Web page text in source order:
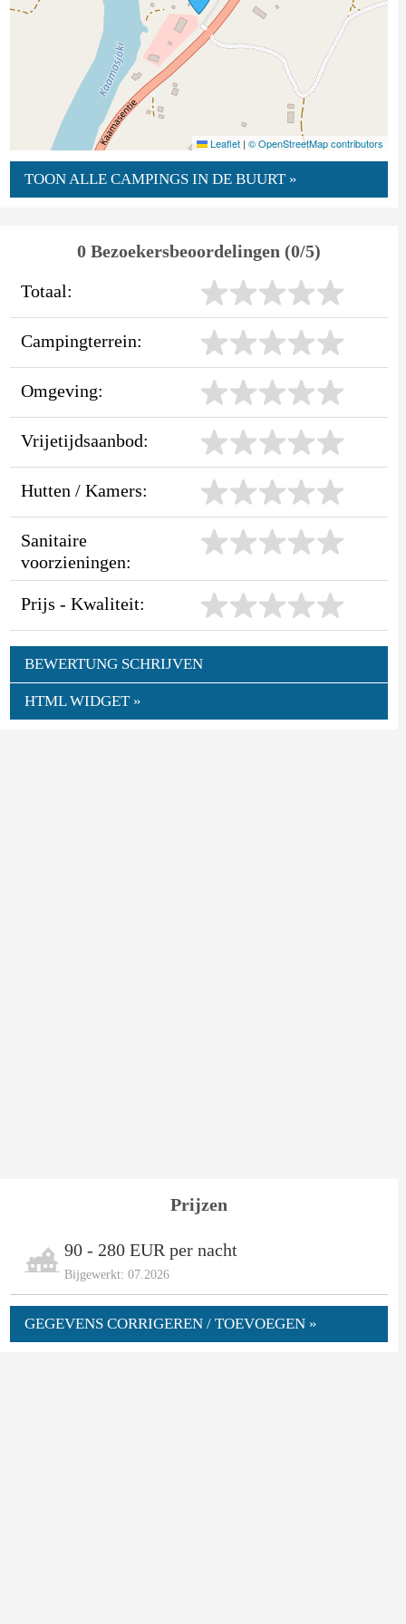
Leaflet | © OpenStreetMap contributors
TOON ALLE CAMPINGS IN DE BUURT »
0 Bezoekersbeoordelingen (0/5)
Totaal:
Campingterrein:
Omgeving:
Vrijetijdsaanbod:
Hutten / Kamers:
Sanitaire
voorzieningen:
Prijs - Kwaliteit:
BEWERTUNG SCHRIJVEN
HTML WIDGET »
Prijzen
90 - 280 EUR per nacht
Bijgewerkt: 07.2026
GEGEVENS CORRIGEREN / TOEVOEGEN »